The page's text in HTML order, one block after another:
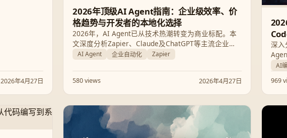
2026年4月27日
2026年顶级AI Agent指南：企业级效率、价
格趋势与开发者的本地化选择
2026年，AI Agent已从技术热潮转变为商业标配。本
文深度分析Zapier、Claude及ChatGPT等主流企业级
Agent，并揭秘在价格上涨潮中如何通过Ollama搭建
AI Agent 企业自动化 Zapier
580 views 2026年4月27日
深入
标
作流
AI
969